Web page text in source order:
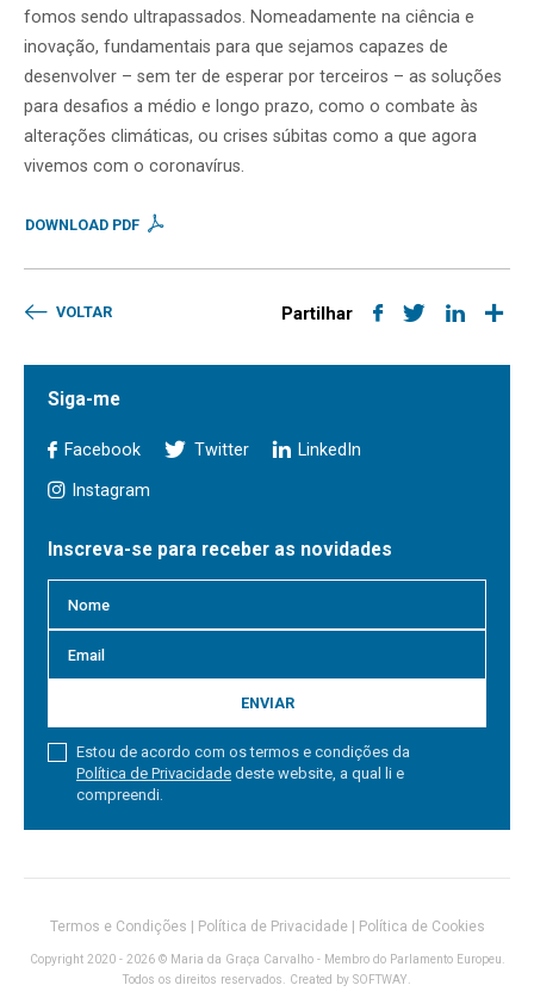
fomos sendo ultrapassados. Nomeadamente na ciência e
inovação, fundamentais para que sejamos capazes de
desenvolver – sem ter de esperar por terceiros – as soluções
para desafios a médio e longo prazo, como o combate às
alterações climáticas, ou crises súbitas como a que agora
vivemos com o coronavírus.
DOWNLOAD PDF
VOLTAR Partilhar
Siga-me
Facebook Twitter LinkedIn
Instagram
Inscreva-se para receber as novidades
ENVIAR
Estou de acordo com os termos e condições da
Política de Privacidade deste website, a qual li e
compreendi.
Termos e Condições Política de Privacidade Política de Cookies
Copyright 2020 - 2026 © Maria da Graça Carvalho - Membro do Parlamento Europeu.
Todos os direitos reservados. Created by SOFTWAY.